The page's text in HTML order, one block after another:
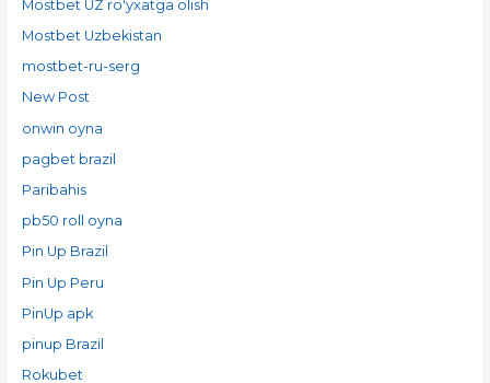
Mostbet UZ ro'yxatga olish
Mostbet Uzbekistan
mostbet-ru-serg
New Post
onwin oyna
pagbet brazil
Paribahis
pb50 roll oyna
Pin Up Brazil
Pin Up Peru
PinUp apk
pinup Brazil
Rokubet